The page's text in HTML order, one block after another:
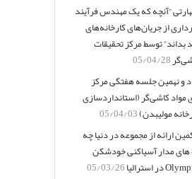
“آنچه که یک مهندس فرآیند
از جریان‌های کارخانه‌های
بداند” توسط مرکز تحقیقات
05/04/28
و نهمین جلسه هفتگی مرکز
مواد کاشی‌گر (استانداردسازی
مولیبدن)05/04/03
ارائه از مجموعه در دنیا چه
های مدار آسیاکنی خودشکن
05/03/26